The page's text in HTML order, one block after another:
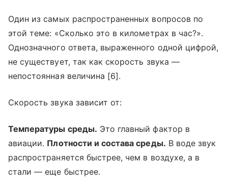
Один из самых распространенных вопросов по
этой теме: «Сколько это в километрах в час?».
Однозначного ответа, выраженного одной цифрой,
не существует, так как скорость звука —
непостоянная величина [6].
Скорость звука зависит от:
Температуры среды. Это главный фактор в
авиации. Плотности и состава среды. В воде звук
распространяется быстрее, чем в воздухе, а в
стали — еще быстрее.